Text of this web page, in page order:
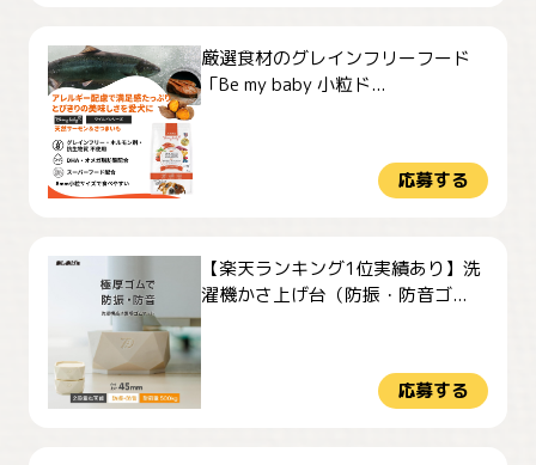
厳選食材のグレインフリーフード
「Be my baby 小粒ド...
応募する
【楽天ランキング1位実績あり】洗
濯機かさ上げ台（防振・防音ゴ...
応募する